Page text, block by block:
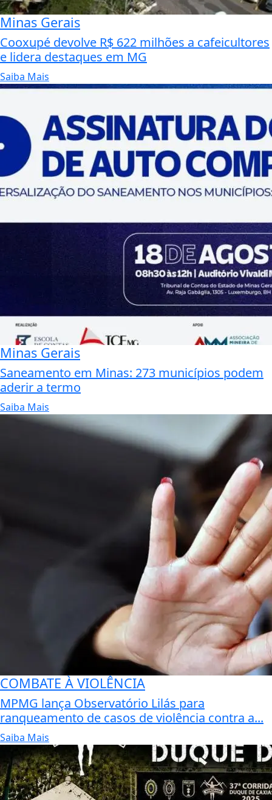
Minas Gerais
Cooxupé devolve R$ 622 milhões a cafeicultores
e lidera destaques em MG
Saiba Mais
Minas Gerais
Saneamento em Minas: 273 municípios podem
aderir a termo
Saiba Mais
COMBATE À VIOLÊNCIA
MPMG lança Observatório Lilás para
ranqueamento de casos de violência contra a...
Saiba Mais